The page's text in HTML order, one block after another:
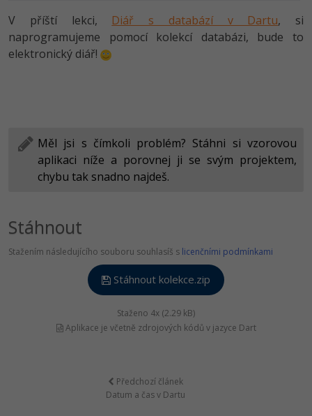
V příští lekci, Diář s databází v Dartu, si
naprogramujeme pomocí kolekcí databázi, bude to
elektronický diář!
Měl jsi s čímkoli problém? Stáhni si vzorovou
aplikaci níže a porovnej ji se svým projektem,
chybu tak snadno najdeš.
Stáhnout
Stažením následujícího souboru souhlasíš s licenčními podmínkami
Stáhnout kolekce.zip
Staženo 4x (2.29 kB)
Aplikace je včetně zdrojových kódů v jazyce Dart
Předchozí článek
Datum a čas v Dartu